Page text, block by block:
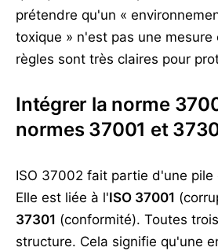
prétendre qu'un «
toxique » n'est pas une mesure
règles sont très claires pour
Intégrer la norme
normes 37001 et
ISO 37002 fait partie d'une pile
Elle est liée à l'ISO 37001
37301 (conformité). Toutes
structure. Cela signifie qu'une